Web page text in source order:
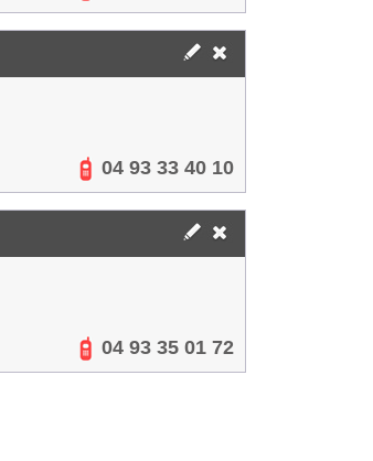
04 93 33 40 10
04 93 35 01 72